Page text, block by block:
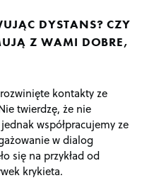
DYSTANS? CZY
Z WAMI DOBRE,
kontakty ze
twierdzę, że nie
współpracujemy ze
w dialog
się na przykład od
krykieta.